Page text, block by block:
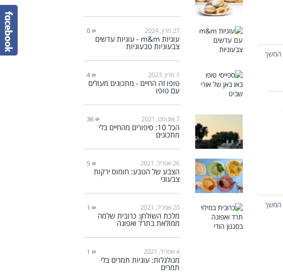
המשך
המשך
27 מרץ, 2024 0
עוגיות m&m - עוגיות עדשים
צבעוניות טבעוניות
1 מרץ, 2023 4
טופו זה החיים - מתכונים מעולים
עם טופו
7 אוגוסט, 2021 36
הכל 10: סיפורים מהחיים בלי
מתכונים
26 אפריל, 2021 5
הצבע של הטבע: חומוס ירקות
צבעוני
20 אפריל, 2021 1
מלכת השולחן: כרובית שלמה
ממולאת בתרד ואפונה
4 אפריל, 2021 1
מגולגלות: עוגיות תמרים בלי
תמרים